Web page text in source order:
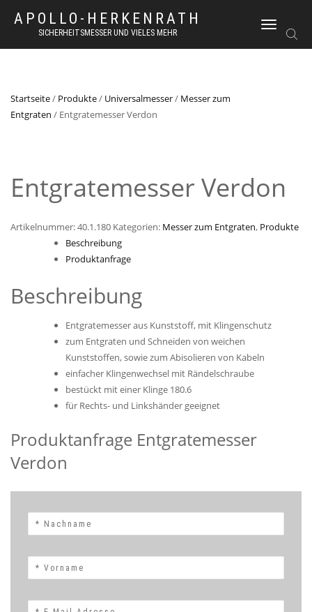
APOLLO-HERKENRATH
SICHERHEITSMESSER UND VIELES MEHR
NAVIGATION
UMSCHALTEN
Startseite/ Produkte/ Universalmesser/ Messer zum
Entgraten / Entgratemesser Verdon
Entgratemesser Verdon
Artikelnummer:40.1.180 Kategorien: Messer zum Entgraten, Produkte
Beschreibung
Produktanfrage
Beschreibung
Entgratemesser aus Kunststoff, mit Klingenschutz
zum Entgraten und Schneiden von weichen
Kunststoffen, sowie zum Abisolieren von Kabeln
einfacher Klingenwechsel mit Rändelschraube
bestückt mit einer Klinge 180.6
für Rechts- und Linkshänder geeignet
Produktanfrage Entgratemesser
Verdon